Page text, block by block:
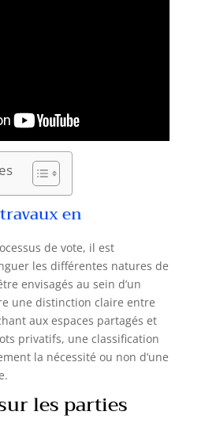
en
de vote, il est
les différentes natures de
envisagés au sein d’un
une distinction claire entre
aux espaces partagés et
privatifs, une classification
la nécessité ou non d’une
les parties